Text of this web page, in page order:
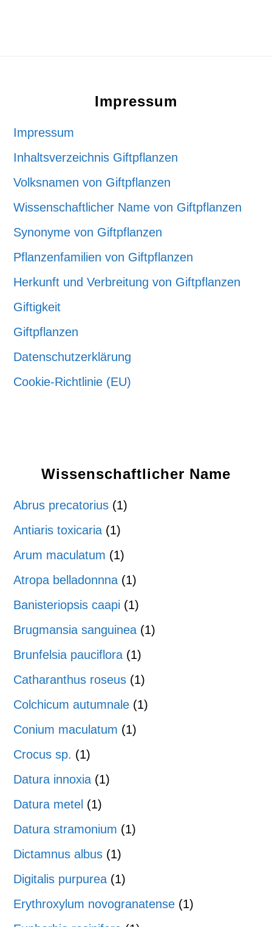
Impressum
Impressum
Inhaltsverzeichnis Giftpflanzen
Volksnamen von Giftpflanzen
Wissenschaftlicher Name von Giftpflanzen
Synonyme von Giftpflanzen
Pflanzenfamilien von Giftpflanzen
Herkunft und Verbreitung von Giftpflanzen
Giftigkeit
Giftpflanzen
Datenschutzerklärung
Cookie-Richtlinie (EU)
Wissenschaftlicher Name
Abrus precatorius (1)
Antiaris toxicaria (1)
Arum maculatum (1)
Atropa belladonnna (1)
Banisteriopsis caapi (1)
Brugmansia sanguinea (1)
Brunfelsia pauciflora (1)
Catharanthus roseus (1)
Colchicum autumnale (1)
Conium maculatum (1)
Crocus sp. (1)
Datura innoxia (1)
Datura metel (1)
Datura stramonium (1)
Dictamnus albus (1)
Digitalis purpurea (1)
Erythroxylum novogranatense (1)